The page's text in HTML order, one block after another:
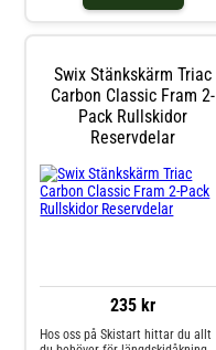
Swix Stänkskärm Triac
Carbon Classic Fram 2-
Pack Rullskidor
Reservdelar
235 kr
Hos oss på Skistart hittar du allt